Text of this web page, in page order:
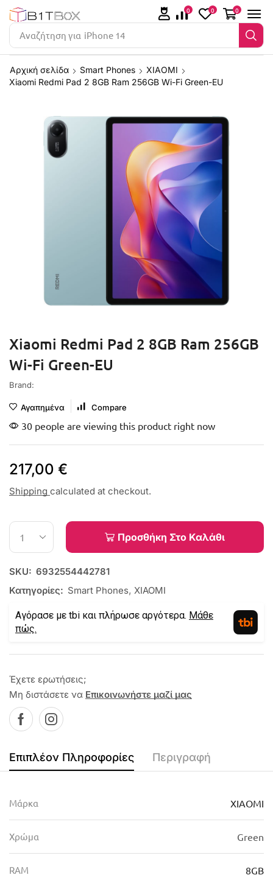
Αναζήτηση για iPhone 14
0 0 0
Αρχική σελίδα Smart Phones
XIAOMI
Xiaomi Redmi Pad 2 8GB Ram 256GB Wi-Fi Green-EU
Xiaomi Redmi Pad 2 8GB Ram 256GB
Wi-Fi Green-EU
Brand:
Αγαπημένα Compare
30 people are viewing this product right now
217,00 €
Shipping calculated at checkout.
Προσθήκη Στο Καλάθι
SKU: 6932554442781
Κατηγορίες: Smart Phones, XIAOMI
Αγόρασε με tbi και πλήρωσε αργότερα. Μάθε
πώς.
Έχετε ερωτήσεις;
Μη διστάσετε να Επικοινωνήστε μαζί μας
Επιπλέον Πληροφορίες Περιγραφή
Μάρκα XIAOMI
Χρώμα Green
RAM 8GB